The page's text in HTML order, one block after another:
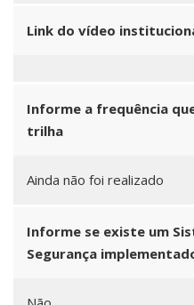
Link do vídeo
Informe a frequência
trilha
Ainda não foi realizado
Informe se existe um
Segurança